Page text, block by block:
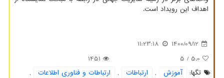
اهداف این رویداد است.
1400/09/12
11:23:18
5.0
/ 5
1451
تگها:
آموزش , ارتباطات , ارتباطات و فناوری اطلاعات
,